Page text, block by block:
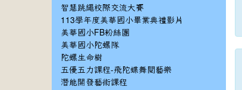
智慧跳繩校際交流大賽
113學年度美華國小畢業典禮影片
美華國小FB粉絲團
美華國小陀螺隊
陀螺生命樹
五優五力課程-飛陀蝶舞閱藝樂
潛能開發藝術課程